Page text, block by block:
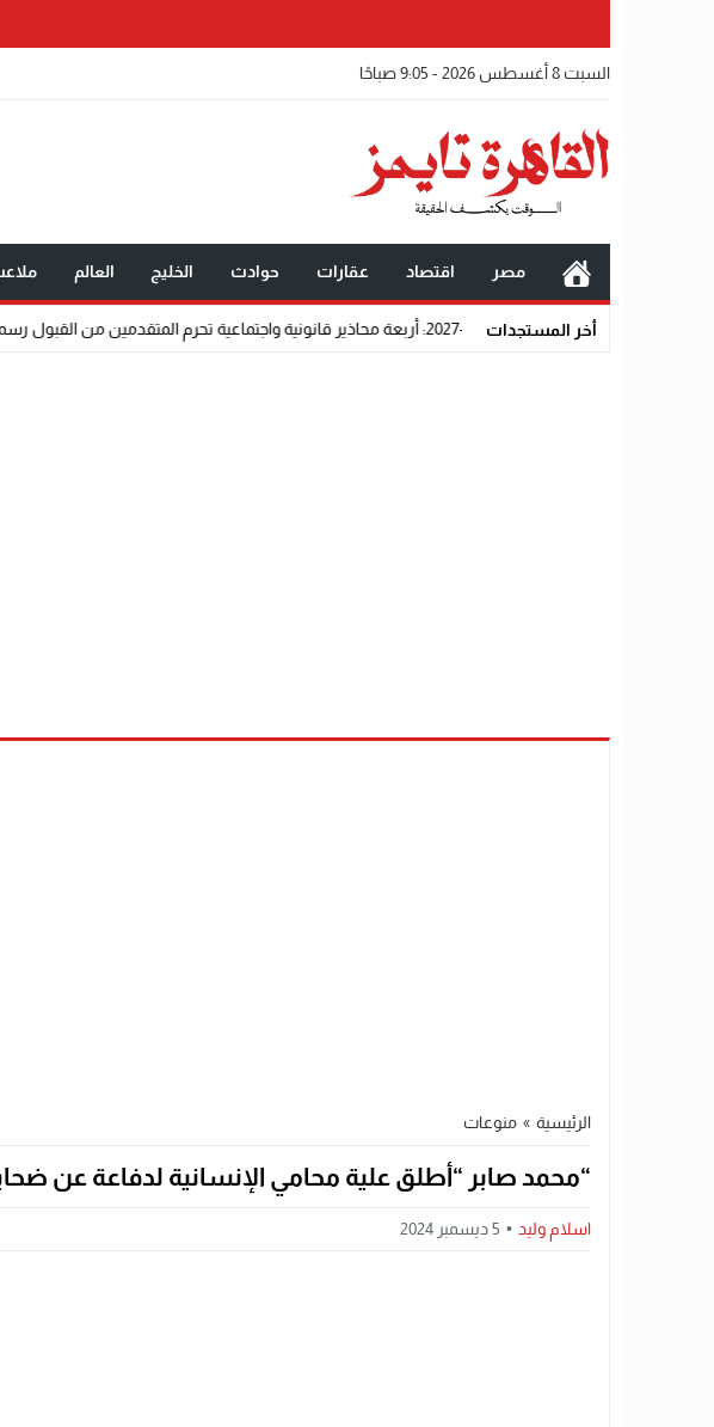
السبت 8 أغسطس 2026 - 9:05 صباحًا
مصر اقتصاد عقارات حوادث الخليج العالم
أخر المستجدات
الرئيسية » منوعات
“محمد صابر “أطلق علية محامي الإنسانية لدفاعة عن ضحايا
اسلام وليد 5 ديسمبر 2024